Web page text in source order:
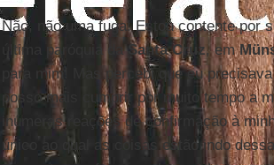
Não, não uma fuga! Estou contente por
última paróquia da Santa Cruz, em
para mim! Mas percebi que eu
posso mais cumprir por muito tempo a
inúmeras reações de confirmação à
único ao qual as coisas estão indo